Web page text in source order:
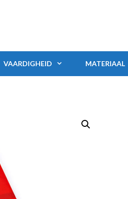
VAARDIGHEID MATERIAAL